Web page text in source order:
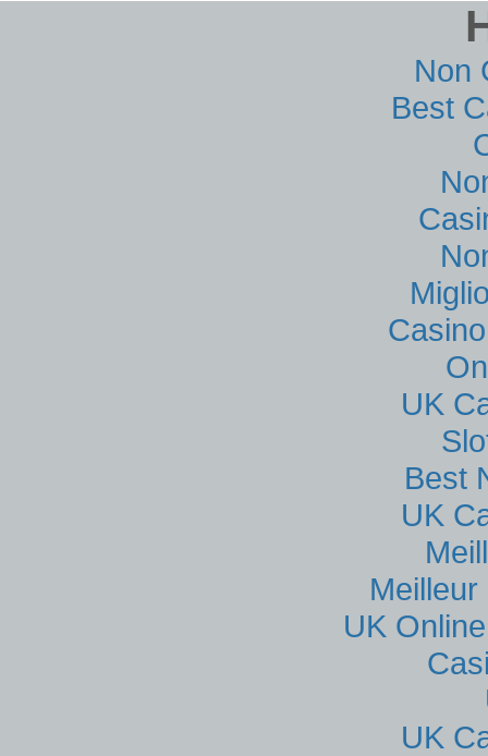
Non
Best
UK
Best
UK
UK
UK